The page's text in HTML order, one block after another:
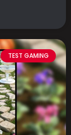
TEST GAMING